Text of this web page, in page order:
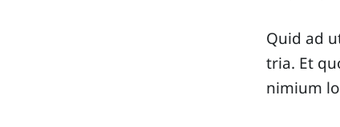
Quid ad
tria. Et
nimium